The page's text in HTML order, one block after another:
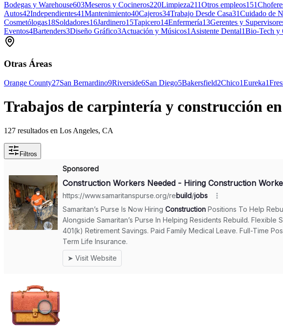
Bodegas y Warehouse603Meseros y Cocineros220Limpieza211Otros empleos151
Autos42Independientes41Mantenimiento40Cajeros34Trabajo Desde Casa31Cuidado de
Cosmetólogas18Soldadores16Jardinero15Tapicero14Enfermería13Gerentes y
Eventos4Bartenders3Diseño Gráfico3Actuación y Músicos1Asistente Dental1Bio-Tech y
Otras Áreas
Orange County27San Bernardino9Riverside6San Diego5Bakersfield2Chico1Eureka1
Trabajos de carpintería y construcción
127 resultados en Los Angeles, CA
Filtros